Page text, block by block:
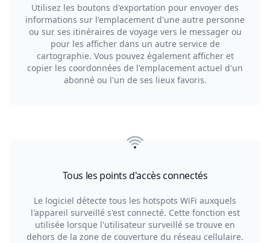
Utilisez les boutons d'exportation pour envoyer des
informations sur l'emplacement d'une autre personne
ou sur ses itinéraires de voyage vers le messager ou
pour les afficher dans un autre service de
cartographie. Vous pouvez également afficher et
copier les coordonnées de l'emplacement actuel d'un
abonné ou l'un de ses lieux favoris.
Tous les points d'accès connectés
Le logiciel détecte tous les hotspots WiFi auxquels
l'appareil surveillé s'est connecté. Cette fonction est
utilisée lorsque l'utilisateur surveillé se trouve en
dehors de la zone de couverture du réseau cellulaire.